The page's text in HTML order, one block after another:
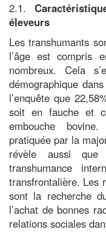
2.1.
éleveurs
Les transhumants
l’âge est compris
nombreux. Cela
démographique
l’enquête que
soit en fauche et
embouche
pratiquée par la
révèle aussi que
transhumance
transfrontalière. Les
sont la recherche
l’achat de bonnes
relations sociales